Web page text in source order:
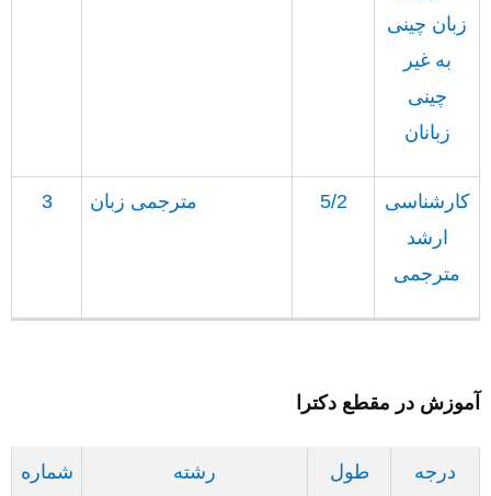
زبان چینی
به غیر
چینی
زبانان
3 مترجمی زبان 5/2
کارشناسی
ارشد
مترجمی
آموزش در مقطع دکترا
شماره رشته
طول
درجه